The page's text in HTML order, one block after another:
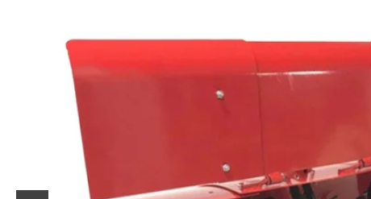
Nye Wee produkter
Lagertømming
Kundeservice
Leasing